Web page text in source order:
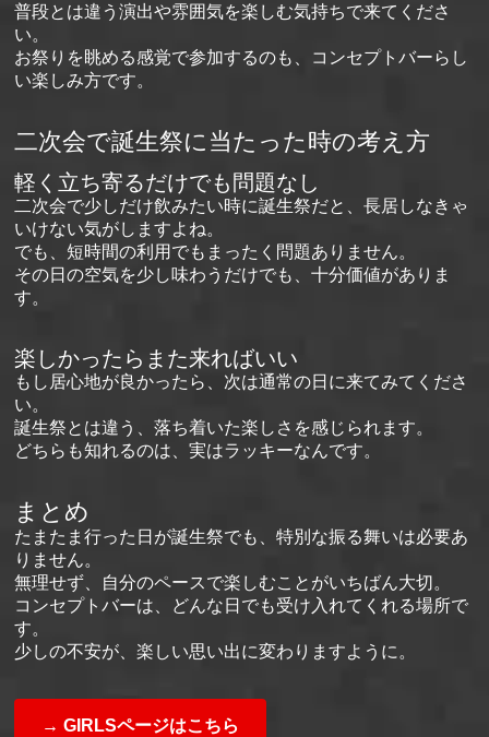
普段とは違う演出や雰囲気を楽しむ気持ちで来てくださ
い。
お祭りを眺める感覚で参加するのも、コンセプトバーらし
い楽しみ方です。
二次会で誕生祭に当たった時の考え方
軽く立ち寄るだけでも問題なし
二次会で少しだけ飲みたい時に誕生祭だと、長居しなきゃ
いけない気がしますよね。
でも、短時間の利用でもまったく問題ありません。
その日の空気を少し味わうだけでも、十分価値がありま
す。
楽しかったらまた来ればいい
もし居心地が良かったら、次は通常の日に来てみてくださ
い。
誕生祭とは違う、落ち着いた楽しさを感じられます。
どちらも知れるのは、実はラッキーなんです。
まとめ
たまたま行った日が誕生祭でも、特別な振る舞いは必要あ
りません。
無理せず、自分のペースで楽しむことがいちばん大切。
コンセプトバーは、どんな日でも受け入れてくれる場所で
す。
少しの不安が、楽しい思い出に変わりますように。
→ GIRLSページはこちら